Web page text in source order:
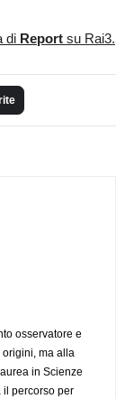
di Report su Rai3.
osservatore e
ma alla
in Scienze
il percorso per